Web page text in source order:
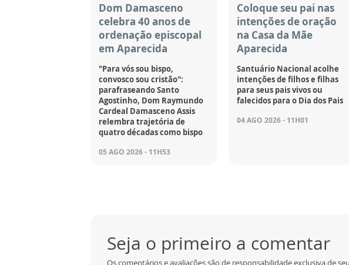
Dom Damasceno
celebra 40 anos de
ordenação episcopal
em Aparecida
"Para vós sou bispo,
convosco sou cristão":
parafraseando Santo
Agostinho, Dom Raymundo
Cardeal Damasceno Assis
relembra trajetória de
quatro décadas como bispo
05 AGO 2026 - 11H53
Coloque seu pai nas
intenções de oração
na Casa da Mãe
Aparecida
Santuário Nacional acolhe
intenções de filhos e filhas
para seus pais vivos ou
falecidos para o Dia dos Pais
04 AGO 2026 - 11H01
Seja o primeiro a comentar
Os comentários e avaliações são de responsabilidade exclusiva de